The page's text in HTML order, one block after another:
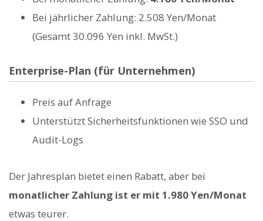
Bei jährlicher Zahlung: 2.508 Yen/Monat
(Gesamt 30.096 Yen inkl. MwSt.)
Enterprise-Plan (für Unternehmen)
Preis auf Anfrage
Unterstützt Sicherheitsfunktionen wie SSO und
Audit-Logs
Der Jahresplan bietet einen Rabatt, aber bei
monatlicher Zahlung ist er mit 1.980 Yen/Monat
etwas teurer.